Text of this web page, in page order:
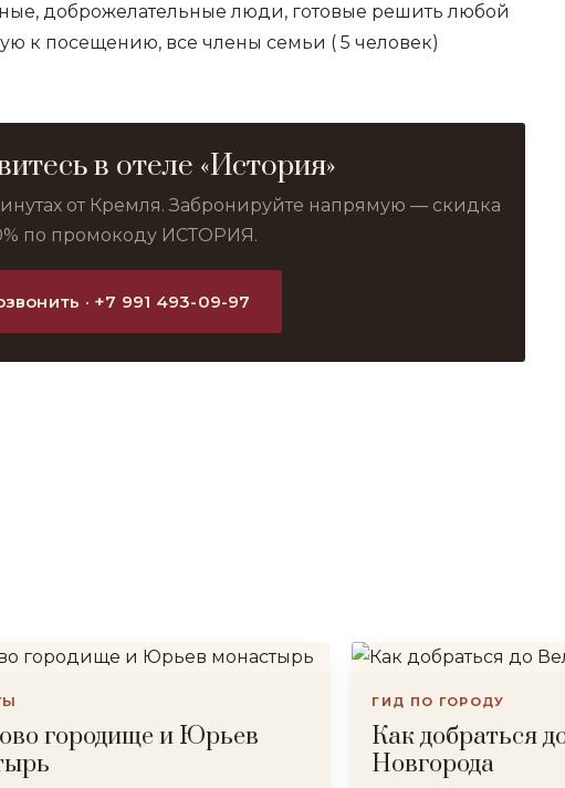
доброжелательные люди, готовые решить любой
к посещению, все члены семьи ( 5 человек)
в отеле «История»
от Кремля. Забронируйте напрямую — скидка
по промокоду ИСТОРИЯ.
· +7 991 493-09-97
городище и Юрьев
ГИД ПО ГОРОДУ
Как добраться
Новгорода